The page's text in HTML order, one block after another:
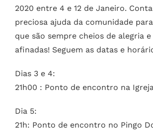
2020 entre 4 e 12 de Janeiro.
preciosa ajuda da comunidade
que são sempre cheios de alegria
afinadas! Seguem as datas e
Dias 3 e 4:
21h00 : Ponto de encontro na
Dia 5:
21h: Ponto de encontro no Pingo